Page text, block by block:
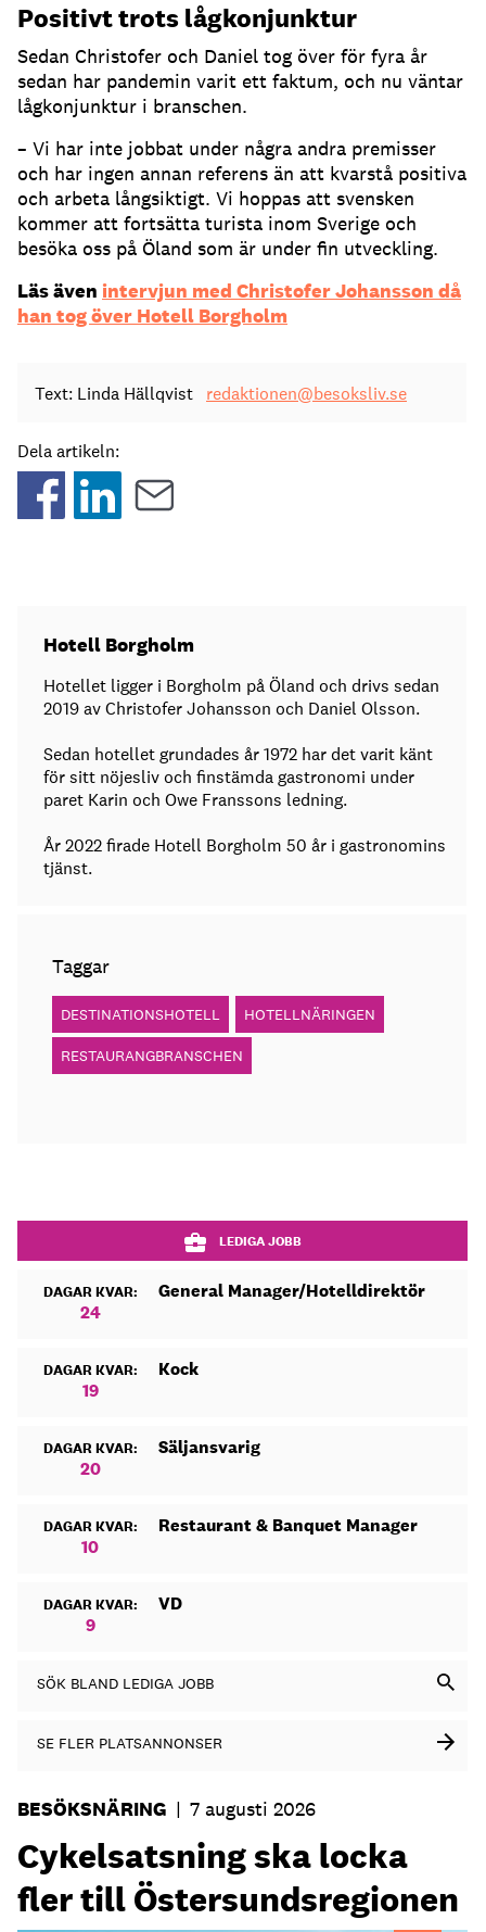
Positivt trots lågkonjunktur
Sedan Christofer och Daniel tog över för fyra år
sedan har pandemin varit ett faktum, och nu väntar
lågkonjunktur i branschen.
– Vi har inte jobbat under några andra premisser
och har ingen annan referens än att kvarstå positiva
och arbeta långsiktigt. Vi hoppas att svensken
kommer att fortsätta turista inom Sverige och
besöka oss på Öland som är under fin utveckling.
Läs även intervjun med Christofer Johansson då
han tog över Hotell Borgholm
Text: Linda Hällqvist redaktionen@besoksliv.se
Dela artikeln:
Hotell Borgholm
Hotellet ligger i Borgholm på Öland och drivs sedan
2019 av Christofer Johansson och Daniel Olsson.
Sedan hotellet grundades år 1972 har det varit känt
för sitt nöjesliv och finstämda gastronomi under
paret Karin och Owe Franssons ledning.
År 2022 firade Hotell Borgholm 50 år i gastronomins
tjänst.
Taggar
DESTINATIONSHOTELL HOTELLNÄRINGEN
RESTAURANGBRANSCHEN
LEDIGA JOBB
DAGAR KVAR:
24
General Manager/Hotelldirektör
DAGAR KVAR:
19
Kock
DAGAR KVAR:
20
Säljansvarig
DAGAR KVAR:
10
Restaurant & Banquet Manager
DAGAR KVAR:
9
VD
SÖK BLAND LEDIGA JOBB
SE FLER PLATSANNONSER
BESÖKSNÄRING | 7 augusti 2026
Cykelsatsning ska locka
fler till Östersundsregionen